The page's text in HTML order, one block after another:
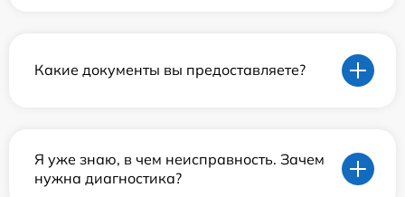
Какие документы вы предоставляете?
Я уже знаю, в чем неисправность. Зачем
нужна диагностика?